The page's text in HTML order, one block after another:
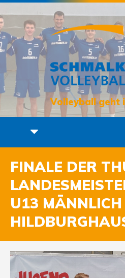
Volleyball geht
FINALE DER
U13